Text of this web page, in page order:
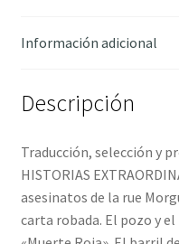
Información adicional
Descripción
Traducción, selección y
HISTORIAS
asesinatos de la rue
carta robada. El pozo y